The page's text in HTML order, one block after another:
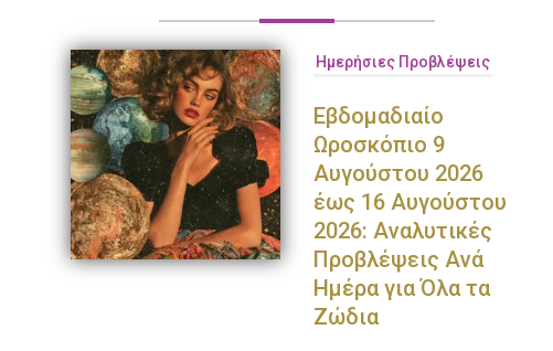
Ημερήσιες Προβλέψεις
Εβδομαδιαίο
Ωροσκόπιο 9
Αυγούστου 2026
έως 16 Αυγούστου
2026: Αναλυτικές
Προβλέψεις Ανά
Ημέρα για Όλα τα
Ζώδια